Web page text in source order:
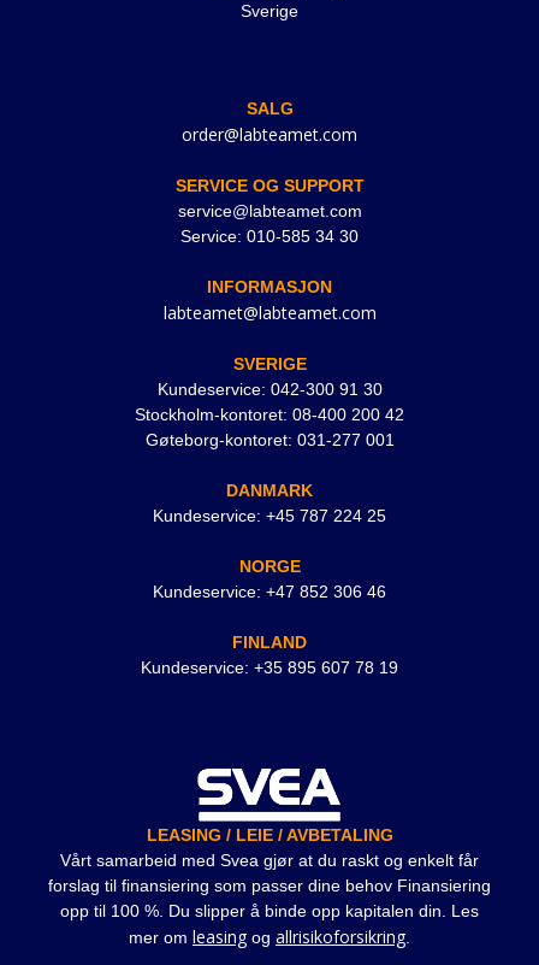
Sverige
SALG
order@labteamet.com
SERVICE OG SUPPORT
service@labteamet.com
Service: 010-585 34 30
INFORMASJON
labteamet@labteamet.com
SVERIGE
Kundeservice: 042-300 91 30
Stockholm-kontoret: 08-400 200 42
Gøteborg-kontoret: 031-277 001
DANMARK
Kundeservice: +45 787 224 25
NORGE
Kundeservice: +47 852 306 46
FINLAND
Kundeservice: +35 895 607 78 19
LEASING / LEIE / AVBETALING
Vårt samarbeid med Svea gjør at du raskt og enkelt får
forslag til finansiering som passer dine behov Finansiering
opp til 100 %. Du slipper å binde opp kapitalen din. Les
mer om leasingog allrisikoforsikring.